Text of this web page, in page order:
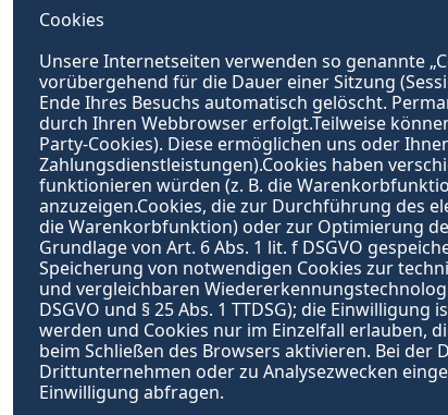
Cookies
Unsere Internetseiten verwenden so genannte
vorübergehend für die Dauer einer Sitzung
Ende Ihres Besuchs automatisch gelöscht.
durch Ihren Webbrowser erfolgt.Teilweise
Party-Cookies). Diese ermöglichen uns oder
Zahlungsdienstleistungen).Cookies haben
funktionieren würden (z. B. die
anzuzeigen.Cookies, die zur Durchführung des
die Warenkorbfunktion) oder zur Optimierung
Grundlage von Art. 6 Abs. 1 lit. f DSGVO
Speicherung von notwendigen Cookies zur
und vergleichbaren
DSGVO und § 25 Abs. 1 TTDSG); die
werden und Cookies nur im Einzelfall erlauben,
beim Schließen des Browsers aktivieren. Bei
Drittunternehmen oder zu Analysezwecken
Einwilligung abfragen.